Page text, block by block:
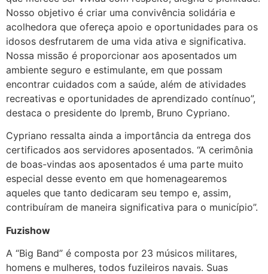
Nosso objetivo é criar uma convivência solidária e
acolhedora que ofereça apoio e oportunidades para os
idosos desfrutarem de uma vida ativa e significativa.
Nossa missão é proporcionar aos aposentados um
ambiente seguro e estimulante, em que possam
encontrar cuidados com a saúde, além de atividades
recreativas e oportunidades de aprendizado contínuo”,
destaca o presidente do Ipremb, Bruno Cypriano.
Cypriano ressalta ainda a importância da entrega dos
certificados aos servidores aposentados. “A cerimônia
de boas-vindas aos aposentados é uma parte muito
especial desse evento em que homenagearemos
aqueles que tanto dedicaram seu tempo e, assim,
contribuíram de maneira significativa para o município”.
Fuzishow
A “Big Band” é composta por 23 músicos militares,
homens e mulheres, todos fuzileiros navais. Suas